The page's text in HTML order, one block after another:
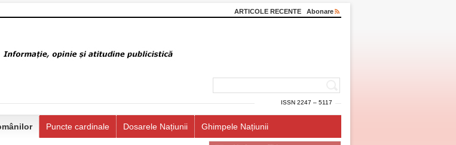
ARTICOLE RECENTE Abonare
ISSN 2247 – 5117
Puncte cardinale Dosarele Națiunii Ghimpele Națiunii